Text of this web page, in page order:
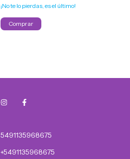
¡No te lo pierdas, es el último!
5491135968675
+5491135968675